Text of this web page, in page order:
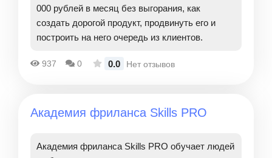
000 рублей в месяц без выгорания, как
создать дорогой продукт, продвинуть его и
построить на него очередь из клиентов.
937 0 0.0 Нет отзывов
Академия фриланса Skills PRO
Академия фриланса Skills PRO обучает людей